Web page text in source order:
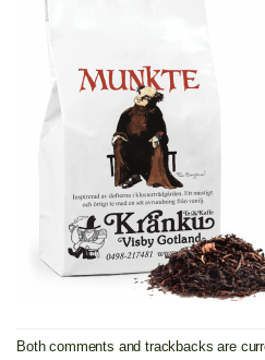
Both comments and trackbacks are